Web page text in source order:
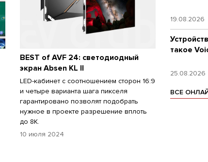
BEST of AVF 24: светодиодный
экран Absen KL II
LED-кабинет с соотношением сторон 16:9
и четыре варианта шага пикселя
гарантировано позволят подобрать
нужное в проекте разрешение вплоть
до 8К.
10 июля 2024
19.08.2026
такое
25.08.2026
ВСЕ